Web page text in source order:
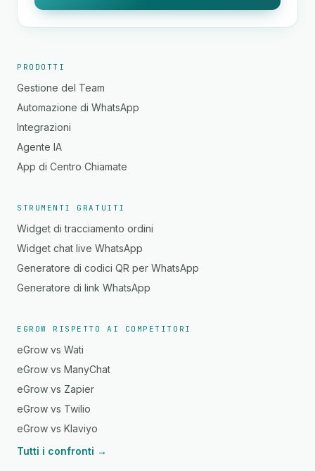
PRODOTTI
Gestione del Team
Automazione di WhatsApp
Integrazioni
Agente IA
App di Centro Chiamate
STRUMENTI GRATUITI
Widget di tracciamento ordini
Widget chat live WhatsApp
Generatore di codici QR per WhatsApp
Generatore di link WhatsApp
EGROW RISPETTO AI COMPETITORI
eGrow vs Wati
eGrow vs ManyChat
eGrow vs Zapier
eGrow vs Twilio
eGrow vs Klaviyo
Tutti i confronti →